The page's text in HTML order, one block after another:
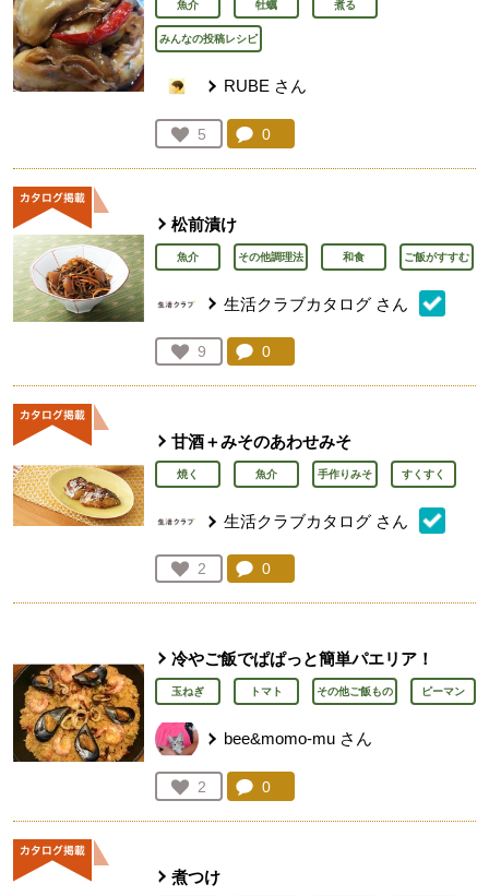
魚介 牡蠣 煮る
みんなの投稿レシピ
RUBE さん
お気に入り登録：
5
人が登録
コメント：
0
松前漬け
魚介 その他調理法 和食 ご飯がすすむ
生活クラブカタログ さん
お気に入り登録：
9
人が登録
コメント：
0
甘酒＋みそのあわせみそ
焼く 魚介 手作りみそ すくすく
生活クラブカタログ さん
お気に入り登録：
2
人が登録
コメント：
0
冷やご飯でぱぱっと簡単パエリア！
玉ねぎ トマト その他ご飯もの ピーマン
bee&momo-mu さん
お気に入り登録：
2
人が登録
コメント：
0
煮つけ